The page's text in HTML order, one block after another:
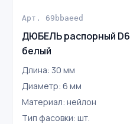
Арт. 69bbaeed
ДЮБЕЛЬ распорный
белый
Длина: 30 мм
Диаметр: 6 мм
Материал: нейлон
Тип фасовки: шт.